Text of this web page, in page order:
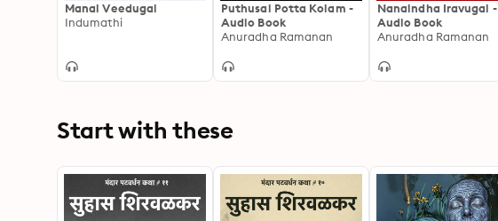
Manal Veedugal
Indumathi
Puthusai Potta Kolam -
Audio Book
Anuradha Ramanan
Nanaindha Iravugal -
Audio Book
Anuradha Ramanan
Start with these